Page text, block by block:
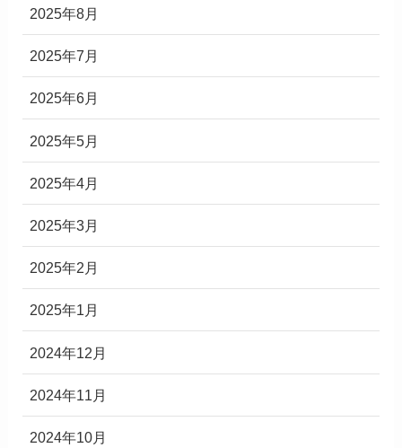
2025年8月
2025年7月
2025年6月
2025年5月
2025年4月
2025年3月
2025年2月
2025年1月
2024年12月
2024年11月
2024年10月